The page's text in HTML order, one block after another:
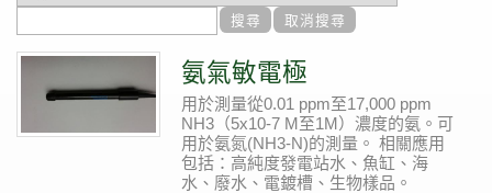
氨氣敏電極
用於測量從0.01 ppm至17,000 ppm
NH3（5x10-7 M至1M）濃度的氨。可
用於氨氮(NH3-N)的測量。 相關應用
包括：高純度發電站水、魚缸、海
水、廢水、電鍍槽、生物樣品。